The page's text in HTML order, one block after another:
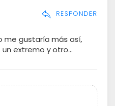
RESPONDER
me gustaría más así,
extremo y otro...